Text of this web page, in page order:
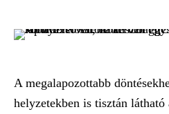
A megalapozottabb
helyzetekben is tisztán látható